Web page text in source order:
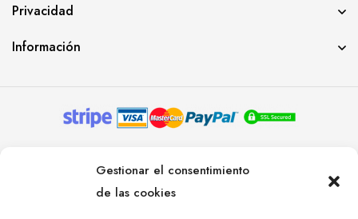
Gestionar el consentimiento
de las cookies
Privacidad
Información
RESERVADOS. AGENCIA DE COMUNICACIÓN
ÁNGULO TRES.